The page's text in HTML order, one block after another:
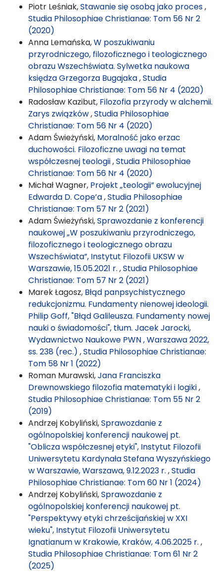
Piotr Leśniak,Stawanie się osobą jako proces,
Studia Philosophiae Christianae: Tom 56 Nr 2
(2020)
Anna Lemańska,W poszukiwaniu
przyrodniczego, filozoficznego i teologicznego
obrazu Wszechświata. Sylwetka naukowa
księdza Grzegorza Bugajaka,Studia
Philosophiae Christianae: Tom 56 Nr 4 (2020)
Radosław Kazibut, Filozofia przyrody w alchemii.
Zarys związków,Studia Philosophiae
Christianae: Tom 56 Nr 4 (2020)
Adam Świeżyński, Moralność jako erzac
duchowości. Filozoficzne uwagi na temat
współczesnej teologii,Studia Philosophiae
Christianae: Tom 56 Nr 4 (2020)
Michał Wagner, Projekt „teologii” ewolucyjnej
Edwarda D. Cope’a,Studia Philosophiae
Christianae: Tom 57 Nr 2 (2021)
Adam Świeżyński,Sprawozdanie z konferencji
naukowej „W poszukiwaniu przyrodniczego,
filozoficznego i teologicznego obrazu
Wszechświata”, Instytut Filozofii UKSW w
Warszawie, 15.05.2021 r. ,Studia Philosophiae
Christianae: Tom 57 Nr 2 (2021)
Marek Łagosz, Błąd panpsychistycznego
redukcjonizmu. Fundamenty nienowej ideologii.
Philip Goff, "Błąd Galileusza. Fundamenty nowej
nauki o świadomości", tłum. Jacek Jarocki,
Wydawnictwo Naukowe PWN , Warszawa 2022,
ss. 238 (rec.) ,Studia Philosophiae Christianae:
Tom 58 Nr 1 (2022)
Roman Murawski,Jana Franciszka
Drewnowskiego filozofia matematyki i logiki,
Studia Philosophiae Christianae: Tom 55 Nr 2
(2019)
Andrzej Kobyliński,Sprawozdanie z
ogólnopolskiej konferencji naukowej pt.
"Oblicza współczesnej etyki", Instytut Filozofii
Uniwersytetu Kardynała Stefana Wyszyńskiego
w Warszawie, Warszawa, 9.12.2023 r. ,Studia
Philosophiae Christianae: Tom 60 Nr 1 (2024)
Andrzej Kobyliński,Sprawozdanie z
ogólnopolskiej konferencji naukowej pt.
"Perspektywy etyki chrześcijańskiej w XXI
wieku", Instytut Filozofii Uniwersytetu
Ignatianum w Krakowie, Kraków, 4.06.2025 r. ,
Studia Philosophiae Christianae: Tom 61 Nr 2
(2025)